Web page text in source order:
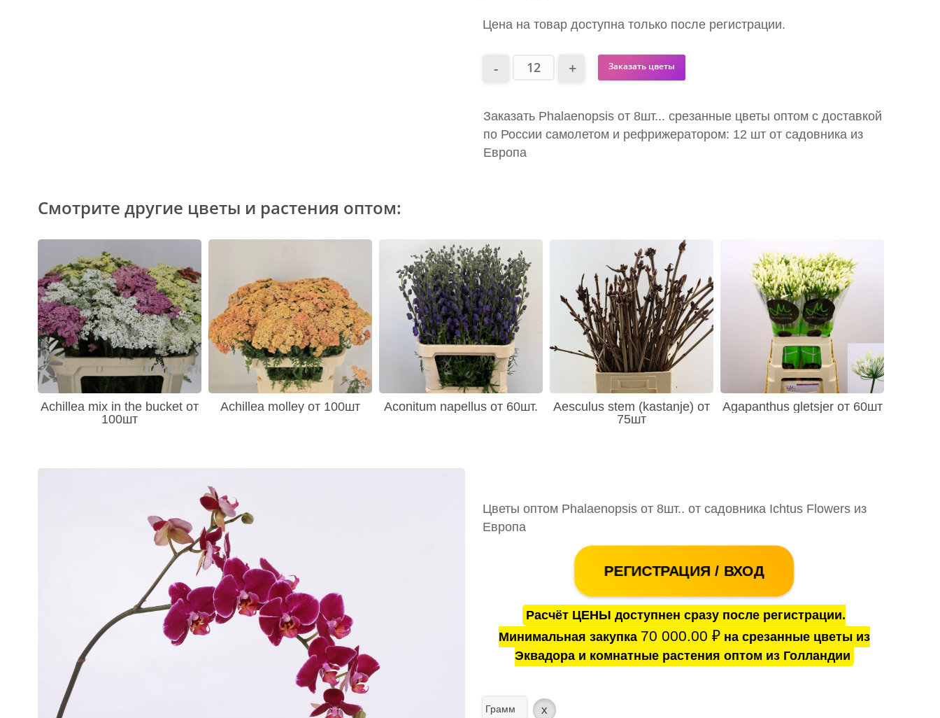
Цена на товар доступна только после регистрации.
Заказать цветы
Заказать Phalaenopsis от 8шт... срезанные цветы оптом с доставкой
по России самолетом и рефрижератором: 12 шт от садовника из
Европа
Смотрите другие цветы и растения оптом:
Achillea mix in the bucket от
100шт
Achillea molley от 100шт Aconitum napellus от 60шт.
Aesculus stem (kastanje) от
75шт
Agapanthus gletsjer от 60шт
Цветы оптом Phalaenopsis от 8шт.. от садовника Ichtus Flowers из
Европа
РЕГИСТРАЦИЯ / ВХОД
Расчёт ЦЕНЫ доступнен сразу после регистрации.
Минимальная закупка 70 000.00 ₽на срезанные цветы из
Эквадора и комнатные растения оптом из Голландии
Грамм x